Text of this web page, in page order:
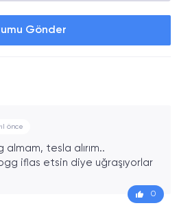
Gönder
önce
tesla alırım..
iflas etsin diye uğraşıyorlar
0